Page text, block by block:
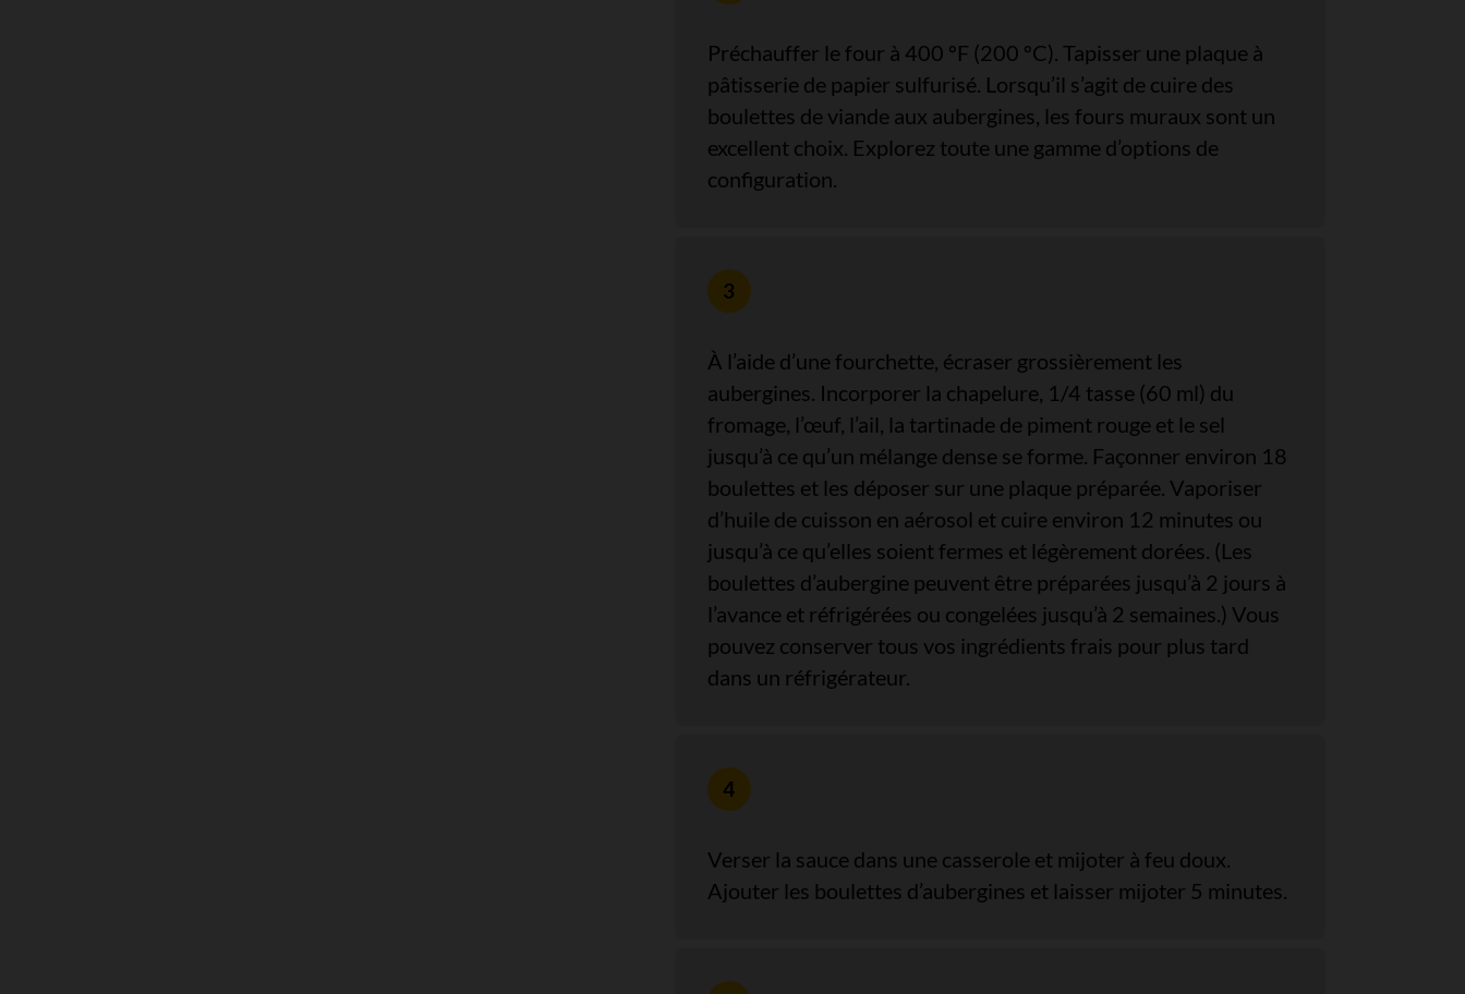
Préchauffer le four à 400 ºF (200 ºC). Tapisser une plaque à
pâtisserie de papier sulfurisé. Lorsqu’il s’agit de cuire des
boulettes de viande aux aubergines, les fours muraux sont un
excellent choix. Explorez toute une gamme d’options de
configuration.
À l’aide d’une fourchette, écraser grossièrement les
aubergines. Incorporer la chapelure, 1/4 tasse (60 ml) du
fromage, l’œuf, l’ail, la tartinade de piment rouge et le sel
jusqu’à ce qu’un mélange dense se forme. Façonner environ 18
boulettes et les déposer sur une plaque préparée. Vaporiser
d’huile de cuisson en aérosol et cuire environ 12 minutes ou
jusqu’à ce qu’elles soient fermes et légèrement dorées. (Les
boulettes d’aubergine peuvent être préparées jusqu’à 2 jours à
l’avance et réfrigérées ou congelées jusqu’à 2 semaines.) Vous
pouvez conserver tous vos ingrédients frais pour plus tard
dans un réfrigérateur.
Verser la sauce dans une casserole et mijoter à feu doux.
Ajouter les boulettes d’aubergines et laisser mijoter 5 minutes.